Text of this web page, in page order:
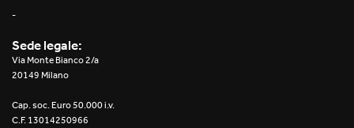
Mosaico Easy-IOS
Re Low LED
Roll IOS
-
Sede legale:
Via Monte Bianco 2/a
20149 Milano
Cap. soc. Euro 50.000 i.v.
C.F. 13014250966